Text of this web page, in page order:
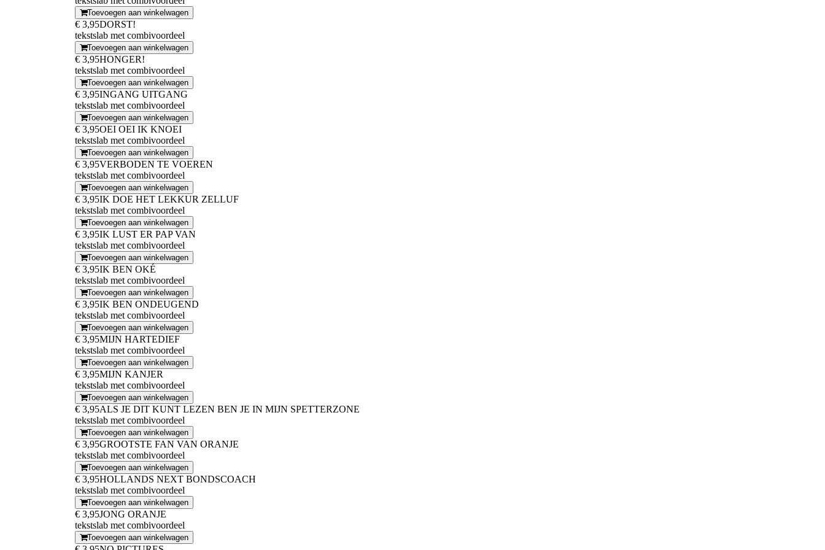
Toevoegen aan winkelwagen
€ 3,95DORST!
tekstslab met combivoordeel
Toevoegen aan winkelwagen
€ 3,95HONGER!
tekstslab met combivoordeel
Toevoegen aan winkelwagen
€ 3,95INGANG UITGANG
tekstslab met combivoordeel
Toevoegen aan winkelwagen
€ 3,95OEI OEI IK KNOEI
tekstslab met combivoordeel
Toevoegen aan winkelwagen
€ 3,95VERBODEN TE VOEREN
tekstslab met combivoordeel
Toevoegen aan winkelwagen
€ 3,95IK DOE HET LEKKUR ZELLUF
tekstslab met combivoordeel
Toevoegen aan winkelwagen
€ 3,95IK LUST ER PAP VAN
tekstslab met combivoordeel
Toevoegen aan winkelwagen
€ 3,95IK BEN OKÉ
tekstslab met combivoordeel
Toevoegen aan winkelwagen
€ 3,95IK BEN ONDEUGEND
tekstslab met combivoordeel
Toevoegen aan winkelwagen
€ 3,95MIJN HARTEDIEF
tekstslab met combivoordeel
Toevoegen aan winkelwagen
€ 3,95MIJN KANJER
tekstslab met combivoordeel
Toevoegen aan winkelwagen
€ 3,95ALS JE DIT KUNT LEZEN BEN JE IN MIJN SPETTERZONE
tekstslab met combivoordeel
Toevoegen aan winkelwagen
€ 3,95GROOTSTE FAN VAN ORANJE
tekstslab met combivoordeel
Toevoegen aan winkelwagen
€ 3,95HOLLANDS NEXT BONDSCOACH
tekstslab met combivoordeel
Toevoegen aan winkelwagen
€ 3,95JONG ORANJE
tekstslab met combivoordeel
Toevoegen aan winkelwagen